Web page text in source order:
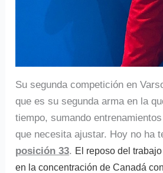
Su segunda competición en
que es su segunda arma en la
tiempo, sumando
que necesita ajustar. Hoy no ha
posición 33. El reposo del
en la concentración de Canadá